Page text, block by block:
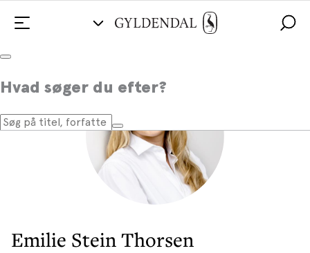
Hvad søger du efter?
Emilie Stein Thorsen